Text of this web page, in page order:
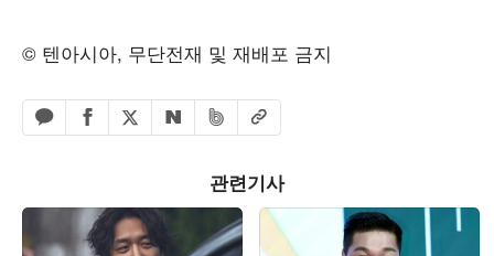
© 텐아시아, 무단전재 및 재배포 금지
카카오톡 공유하기
페이스북 공유하기
엑스 공유하기
네이버 공유하기
밴드 공유하기
URL복사
관련기사